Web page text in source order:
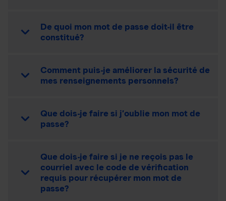
De quoi mon mot de passe doit-il être
constitué?
Comment puis-je améliorer la sécurité de
mes renseignements personnels?
Que dois-je faire si j’oublie mon mot de
passe?
Que dois-je faire si je ne reçois pas le
courriel avec le code de vérification
requis pour récupérer mon mot de
passe?